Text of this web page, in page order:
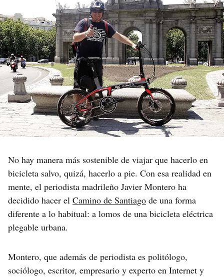
No hay manera más sostenible de viajar que hacerlo en
bicicleta salvo, quizá, hacerlo a pie. Con esa realidad en
mente, el periodista madrileño Javier Montero ha
decidido hacer el Camino de Santiago de una forma
diferente a lo habitual: a lomos de una bicicleta eléctrica
plegable urbana.
Montero, que además de periodista es politólogo,
sociólogo, escritor, empresario y experto en Internet y